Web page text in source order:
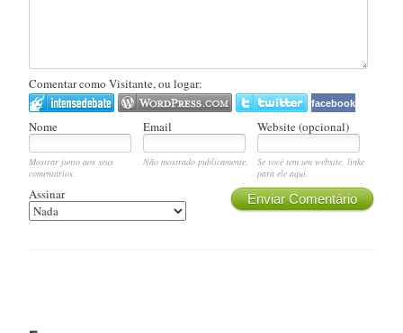
Comentar como Visitante, ou logar:
facebook
Nome Email Website (opcional)
Mostrar junto aos seus
comentários.
Não mostrado publicamente.
Se você tem um website, linke
para ele aqui.
Enviar Comentário
Assinar